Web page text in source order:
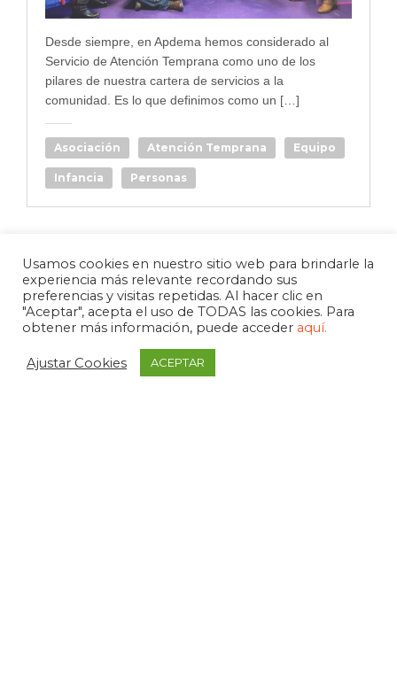
Desde siempre, en Apdema hemos considerado al
Servicio de Atención Temprana como uno de los
pilares de nuestra cartera de servicios a la
comunidad. Es lo que definimos como un […]
Asociación Atención Temprana Equipo
Infancia Personas
Usamos cookies en nuestro sitio web para brindarle la
experiencia más relevante recordando sus
preferencias y visitas repetidas. Al hacer clic en
"Aceptar", acepta el uso de TODAS las cookies. Para
obtener más información, puede acceder aquí.
Ajustar Cookies ACEPTAR